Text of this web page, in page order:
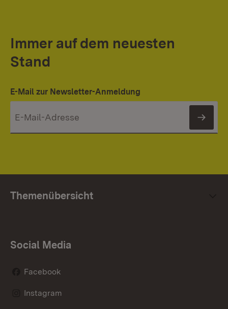
Immer auf dem neuesten
Stand
E-Mail zur Newsletter-Anmeldung
Themenübersicht
Social Media
Facebook
Instagram